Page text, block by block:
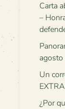
Carta
–
Un
¿Por